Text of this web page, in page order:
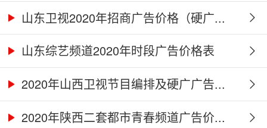
山东卫视2020年招商广告价格（硬广...
山东综艺频道2020年时段广告价格表
2020年山西卫视节目编排及硬广广告...
2020年陕西二套都市青春频道广告价...